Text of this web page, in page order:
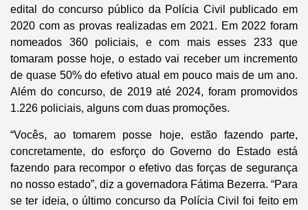
edital do concurso público da Polícia Civil publicado em
2020 com as provas realizadas em 2021. Em 2022 foram
nomeados 360 policiais, e com mais esses 233 que
tomaram posse hoje, o estado vai receber um incremento
de quase 50% do efetivo atual em pouco mais de um ano.
Além do concurso, de 2019 até 2024, foram promovidos
1.226 policiais, alguns com duas promoções.
“Vocês, ao tomarem posse hoje, estão fazendo parte,
concretamente, do esforço do Governo do Estado está
fazendo para recompor o efetivo das forças de segurança
no nosso estado”, diz a governadora Fátima Bezerra. “Para
se ter ideia, o último concurso da Polícia Civil foi feito em